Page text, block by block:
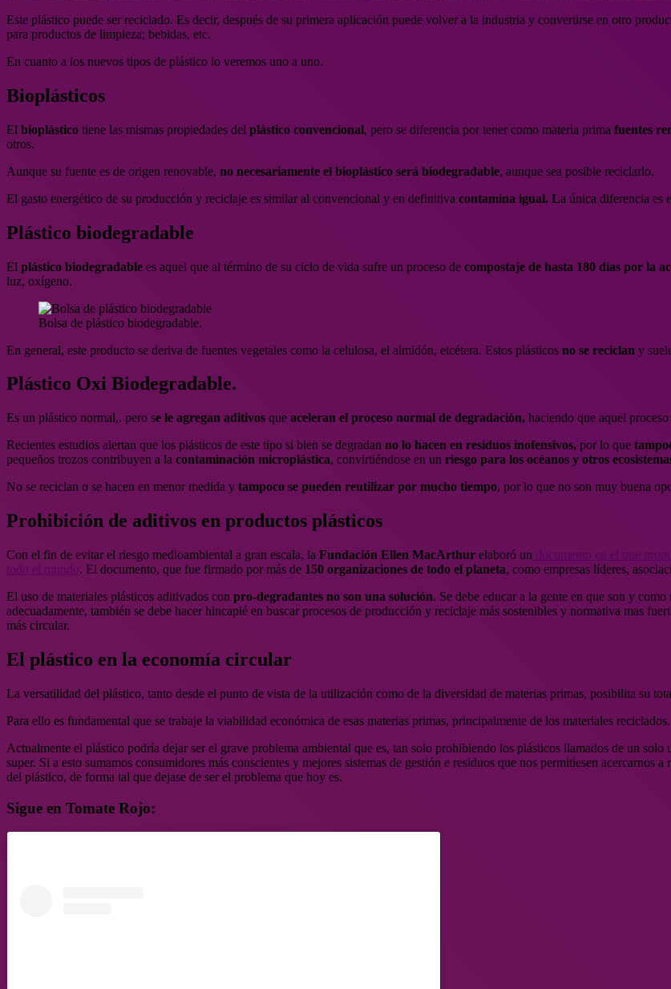
Este plástico puede ser reciclado. Es decir, después de su primera aplicación puede volver a la industria y convertirse en otro
para productos de limpieza; bebidas, etc.
En cuanto a los nuevos tipos de plástico lo veremos uno a uno.
Bioplásticos
El bioplástico tiene las mismas propiedades del plástico convencional, pero se diferencia por tener como materia prima fuentes
otros.
Aunque su fuente es de origen renovable, no necesariamente el bioplástico será biodegradable, aunque sea posible reciclarlo.
El gasto energético de su producción y reciclaje es similar al convencional y en definitiva contamina igual. La única diferencia es
Plástico biodegradable
El plástico biodegradable es aquel que al término de su ciclo de vida sufre un proceso de compostaje de hasta 180 días por la
luz, oxígeno.
Bolsa de plástico biodegradable.
En general, este producto se deriva de fuentes vegetales como la celulosa, el almidón, etcétera. Estos plásticos no se reciclan y
Plástico Oxi Biodegradable.
Es un plástico normal,. pero se le agregan aditivos que aceleran el proceso normal de degradación, haciendo que aquel proceso
Recientes estudios alertan que los plásticos de este tipo si bien se degradan no lo hacen en residuos inofensivos, por lo que
pequeños trozos contribuyen a la contaminación microplástica, convirtiéndose en un riesgo para los océanos y otros
No se reciclan o se hacen en menor medida y tampoco se pueden reutilizar por mucho tiempo, por lo que no son muy buena
Prohibición de aditivos en productos plásticos
Con el fin de evitar el riesgo medioambiental a gran escala, la Fundación Ellen MacArthur elaboró ​​un
. El documento, que fue firmado por más de 150 organizaciones de todo el planeta, como empresas líderes,
El uso de materiales plásticos aditivados con pro-degradantes no son una solución. Se debe educar a la gente en que son y
adecuadamente, también se debe hacer hincapié en buscar procesos de producción y reciclaje más sostenibles y normativa mas
más circular.
El plástico en la economía circular
La versatilidad del plástico, tanto desde el punto de vista de la utilización como de la diversidad de materias primas, posibilita su
Para ello es fundamental que se trabaje la viabilidad económica de esas materias primas, principalmente de los materiales reciclados.
Actualmente el plástico podría dejar ser el grave problema ambiental que es, tan solo prohibiendo los plásticos llamados de un solo
super. Si a esto sumamos consumidores más conscientes y mejores sistemas de gestión e residuos que nos permitiesen
del plástico, de forma tal que dejase de ser el problema que hoy es.
Sigue en Tomate Rojo: